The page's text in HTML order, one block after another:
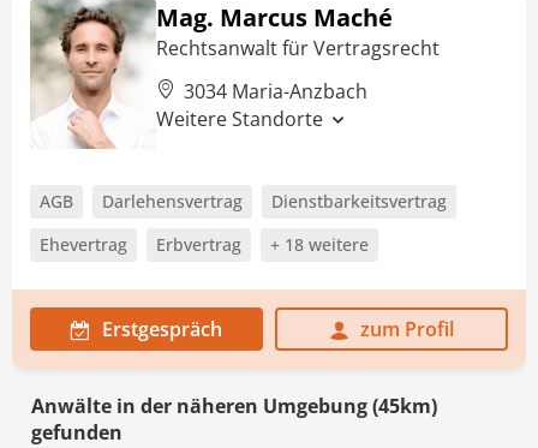
Mag. Marcus Maché
Rechtsanwalt für Vertragsrecht
3034 Maria-Anzbach
Weitere Standorte
AGB Darlehensvertrag
Dienstbarkeitsvertrag
Ehevertrag
Erbvertrag + 18 weitere
Erstgespräch zum Profil
Anwälte in der näheren Umgebung (45km)
gefunden